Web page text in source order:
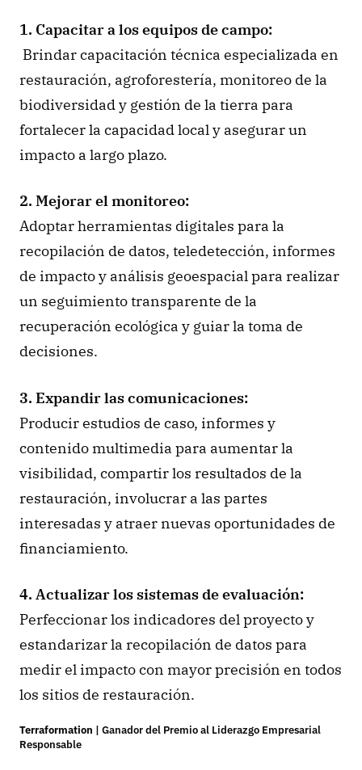
1. Capacitar a los equipos de campo:
restauración, agroforestería, monitoreo de la
biodiversidad y gestión de la tierra para
fortalecer la capacidad local y asegurar un
impacto a largo plazo.
2. Mejorar el monitoreo:
Adoptar herramientas digitales para la
recopilación de datos, teledetección, informes
de impacto y análisis geoespacial para realizar
un seguimiento transparente de la
recuperación ecológica y guiar la toma de
decisiones.
3. Expandir las comunicaciones:
Producir estudios de caso, informes y
contenido multimedia para aumentar la
visibilidad, compartir los resultados de la
restauración, involucrar a las partes
interesadas y atraer nuevas oportunidades de
financiamiento.
4. Actualizar los sistemas de evaluación:
Perfeccionar los indicadores del proyecto y
estandarizar la recopilación de datos para
medir el impacto con mayor precisión en todos
los sitios de restauración.
Terraformation | Ganador del Premio al Liderazgo Empresarial
Responsable